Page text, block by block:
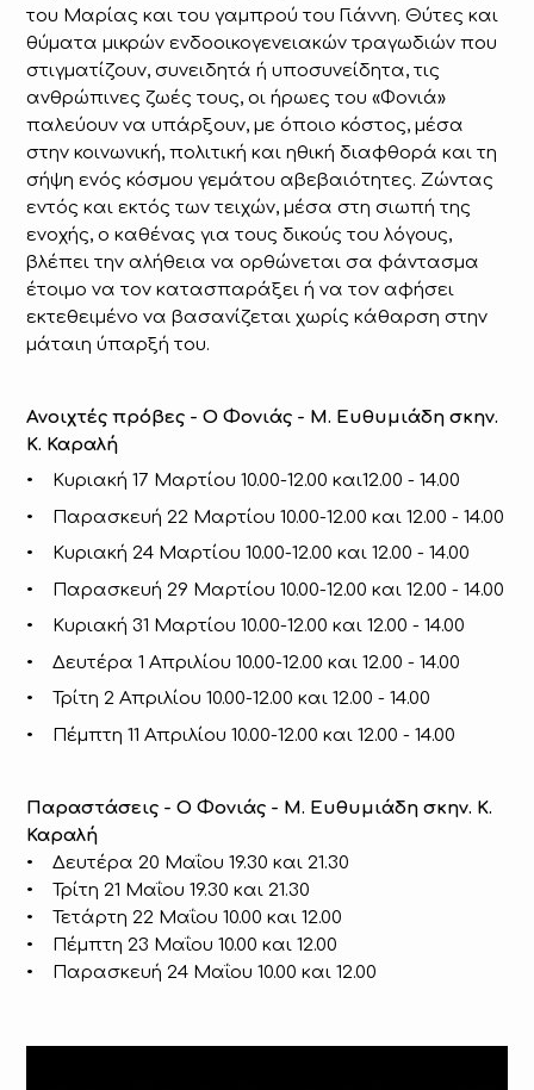
του Μαρίας και του γαμπρού του Γιάννη. Θύτες και
θύματα μικρών ενδοοικογενειακών τραγωδιών που
στιγματίζουν, συνειδητά ή υποσυνείδητα, τις
ανθρώπινες ζωές τους, οι ήρωες του «Φονιά»
παλεύουν να υπάρξουν, με όποιο κόστος, μέσα
στην κοινωνική, πολιτική και ηθική διαφθορά και τη
σήψη ενός κόσμου γεμάτου αβεβαιότητες. Ζώντας
εντός και εκτός των τειχών, μέσα στη σιωπή της
ενοχής, ο καθένας για τους δικούς του λόγους,
βλέπει την αλήθεια να ορθώνεται σα φάντασμα
έτοιμο να τον κατασπαράξει ή να τον αφήσει
εκτεθειμένο να βασανίζεται χωρίς κάθαρση στην
μάταιη ύπαρξή του.
Ανοιχτές πρόβες - O Φονιάς - Μ. Ευθυμιάδη σκην.
Κ. Καραλή
• Κυριακή 17 Μαρτίου 10.00-12.00 και12.00 - 14.00
• Παρασκευή 22 Μαρτίου 10.00-12.00 και 12.00 - 14.00
• Κυριακή 24 Μαρτίου 10.00-12.00 και 12.00 - 14.00
• Παρασκευή 29 Μαρτίου 10.00-12.00 και 12.00 - 14.00
• Κυριακή 31 Μαρτίου 10.00-12.00 και 12.00 - 14.00
• Δευτέρα 1 Απριλίου 10.00-12.00 και 12.00 - 14.00
• Τρίτη 2 Απριλίου 10.00-12.00 και 12.00 - 14.00
• Πέμπτη 11 Απριλίου 10.00-12.00 και 12.00 - 14.00
Παραστάσεις - O Φονιάς - Μ. Ευθυμιάδη σκην. Κ.
Καραλή
• Δευτέρα 20 Μαΐου 19.30 και 21.30
• Τρίτη 21 Μαΐου 19.30 και 21.30
• Τετάρτη 22 Μαΐου 10.00 και 12.00
• Πέμπτη 23 Μαΐου 10.00 και 12.00
• Παρασκευή 24 Μαΐου 10.00 και 12.00